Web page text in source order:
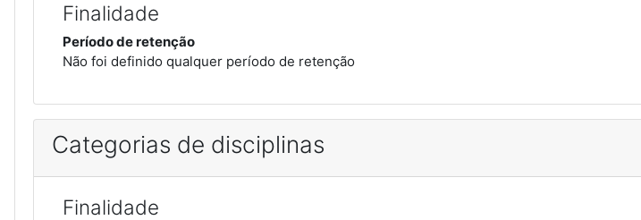
Finalidade
Período de retenção
Não foi definido qualquer período de retenção
Categorias de disciplinas
Finalidade